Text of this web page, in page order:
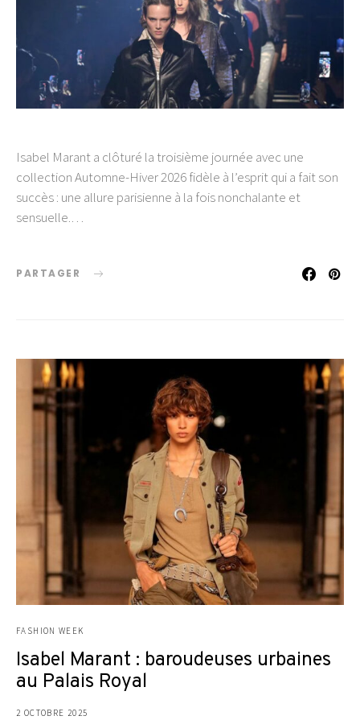
Isabel Marant a clôturé la troisième journée avec une
collection Automne-Hiver 2026 fidèle à l’esprit qui a fait son
succès : une allure parisienne à la fois nonchalante et
sensuelle.…
PARTAGER
FASHION WEEK
Isabel Marant : baroudeuses urbaines
au Palais Royal
2 OCTOBRE 2025